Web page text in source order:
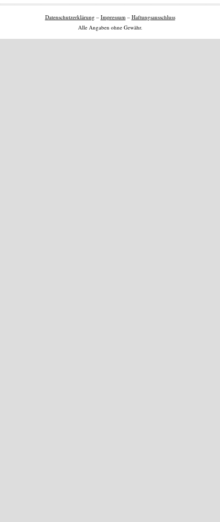
Datenschutzerklärung – Impressum– Haftungsausschluss
Alle Angaben ohne Gewähr.